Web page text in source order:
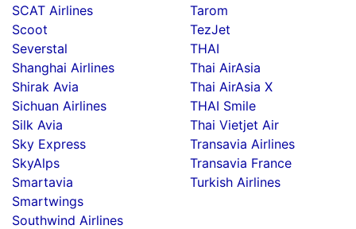
SCAT Airlines
Scoot
Severstal
Shanghai Airlines
Shirak Avia
Sichuan Airlines
Silk Avia
Sky Express
SkyAlps
Smartavia
Smartwings
Southwind Airlines
Tarom
TezJet
THAI
Thai AirAsia
Thai AirAsia X
THAI Smile
Thai Vietjet Air
Transavia Airlines
Transavia France
Turkish Airlines